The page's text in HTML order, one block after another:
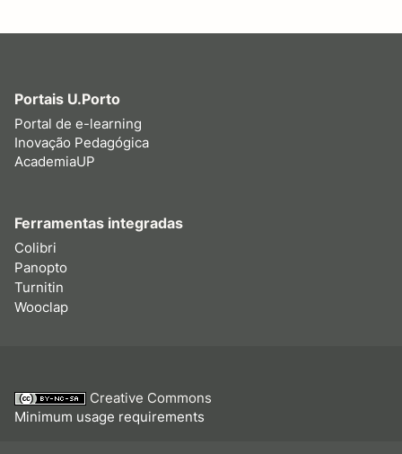
Portais U.Porto
Portal de e-learning
Inovação Pedagógica
AcademiaUP
Ferramentas integradas
Colibri
Panopto
Turnitin
Wooclap
Creative Commons
Minimum usage requirements